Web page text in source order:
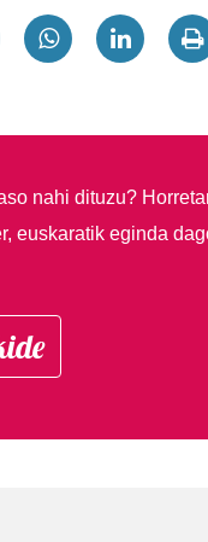
nahi dituzu?
euskaratik eginda